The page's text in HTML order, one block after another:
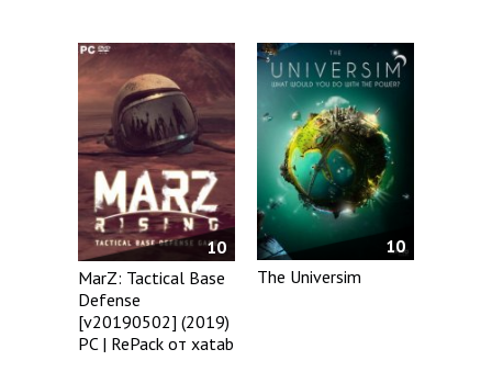
10
MarZ: Tactical Base
Defense
[v20190502] (2019)
PC | RePack от xatab
10
The Universim